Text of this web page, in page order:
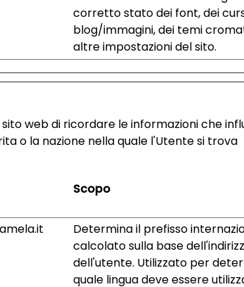
corretto stato dei font, dei
blog/immagini, dei temi
altre impostazioni del sito.
web di ricordare le informazioni che
o la nazione nella quale l'Utente si trova
Scopo
Determina il prefisso
calcolato sulla base
dell'utente. Utilizzato per
quale lingua deve essere